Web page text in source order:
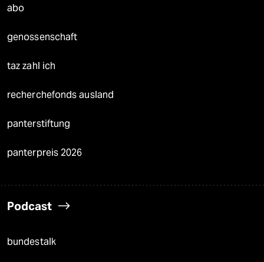
abo
genossenschaft
taz zahl ich
recherchefonds ausland
panterstiftung
panterpreis 2026
Podcast
bundestalk